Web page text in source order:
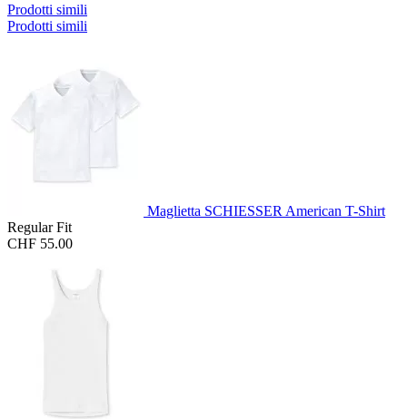
Prodotti simili
Prodotti simili
Maglietta SCHIESSER American T-Shirt
Regular Fit
CHF 55.00